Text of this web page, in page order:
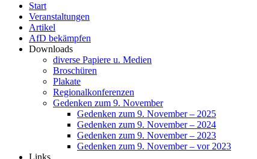
Start
Veranstaltungen
Artikel
AfD bekämpfen
Downloads
diverse Papiere u. Medien
Broschüren
Plakate
Regionalkonferenzen
Gedenken zum 9. November
Gedenken zum 9. November – 2025
Gedenken zum 9. November – 2024
Gedenken zum 9. November – 2023
Gedenken zum 9. November – vor 2023